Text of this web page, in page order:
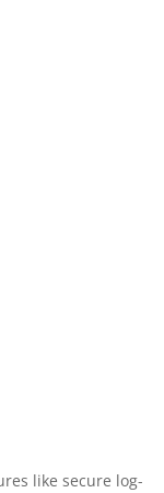
like secure log-